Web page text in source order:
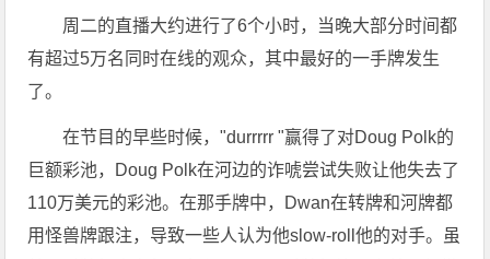
周二的直播大约进行了6个小时，当晚大部分时间都
有超过5万名同时在线的观众，其中最好的一手牌发生
了。
在节目的早些时候，"durrrrr "赢得了对Doug Polk的
巨额彩池，Doug Polk在河边的诈唬尝试失败让他失去了
110万美元的彩池。在那手牌中，Dwan在转牌和河牌都
用怪兽牌跟注，导致一些人认为他slow-roll他的对手。虽